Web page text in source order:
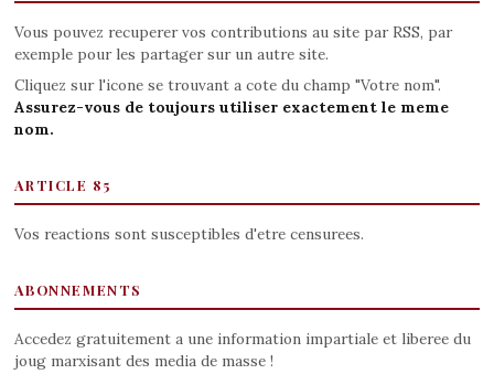
Vous pouvez recuperer vos contributions au site par RSS, par
exemple pour les partager sur un autre site.
Cliquez sur l'icone se trouvant a cote du champ "Votre nom".
Assurez-vous de toujours utiliser exactement le meme
nom.
ARTICLE 85
Vos reactions sont susceptibles d'etre censurees.
ABONNEMENTS
Accedez gratuitement a une information impartiale et liberee du
joug marxisant des media de masse !